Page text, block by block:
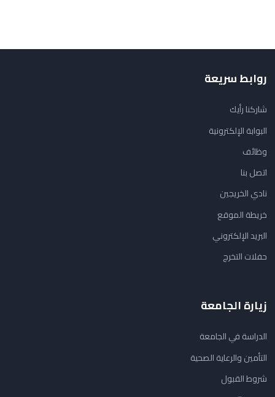
روابط سريعة
شاركنا رأيك
البوابة الإلكترونية
وظائف
اتصل بنا
نادي الخريجين
خريطة الموقع
البريد الإلكتروني
حفلات التخرج
زيارة الجامعة
الدراسة في الجامعة
التأمين والرعاية الصحية
شروط القبول